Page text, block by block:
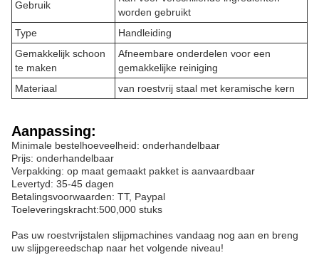
Gebruik
worden gebruikt
Type
Handleiding
Gemakkelijk schoon
te maken
Afneembare onderdelen voor een
gemakkelijke reiniging
Materiaal
van roestvrij staal met keramische kern
Aanpassing:
Minimale bestelhoeveelheid: onderhandelbaar
Prijs: onderhandelbaar
Verpakking: op maat gemaakt pakket is aanvaardbaar
Levertyd: 35-45 dagen
Betalingsvoorwaarden: TT, Paypal
Toeleveringskracht:500,000 stuks
Pas uw roestvrijstalen slijpmachines vandaag nog aan en breng
uw slijpgereedschap naar het volgende niveau!